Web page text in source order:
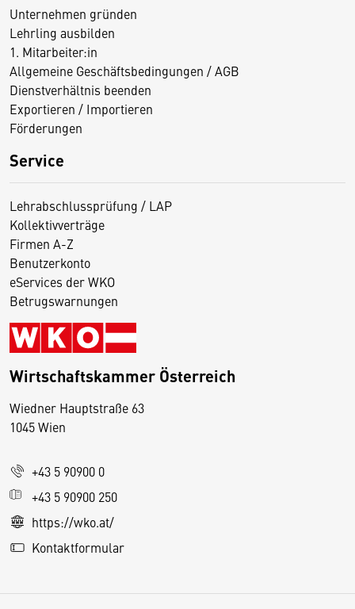
Unternehmen gründen
Lehrling ausbilden
1. Mitarbeiter:in
Allgemeine Geschäftsbedingungen / AGB
Dienstverhältnis beenden
Exportieren / Importieren
Förderungen
Service
Lehrabschlussprüfung / LAP
Kollektivverträge
Firmen A-Z
Benutzerkonto
eServices der WKO
Betrugswarnungen
Wirtschaftskammer Österreich
Wiedner Hauptstraße 63
1045 Wien
+43 5 90900 0
+43 5 90900 250
https://wko.at/
Kontaktformular
D
s
e
S
e